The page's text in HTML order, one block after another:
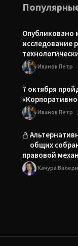
Опубликовано
исследование
Иванов Петр
7 октября
Иванов Петр
общих
правовой
Качура